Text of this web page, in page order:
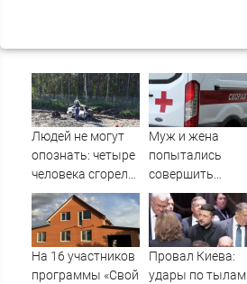
Людей не могут
опознать: четыре
человека сгорели
заживо в
страшном ДТП на
трассе
07/08/2026 –
Муж и жена
попытались
совершить
суицид,
предупредив
оперативные
службы
На 16 участников
программы «Свой
Провал Киева:
удары по тылам